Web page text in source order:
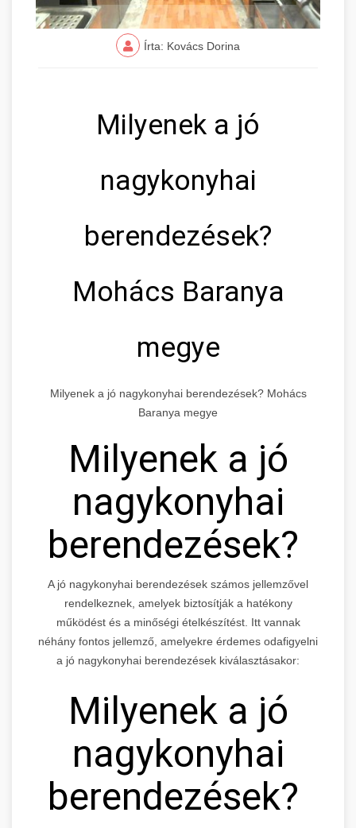
Írta: Kovács Dorina
Milyenek a jó
nagykonyhai
berendezések?
Mohács Baranya
megye
Milyenek a jó nagykonyhai berendezések? Mohács
Baranya megye
Milyenek a jó
nagykonyhai
berendezések?
A jó nagykonyhai berendezések számos jellemzővel
rendelkeznek, amelyek biztosítják a hatékony
működést és a minőségi ételkészítést. Itt vannak
néhány fontos jellemző, amelyekre érdemes odafigyelni
a jó nagykonyhai berendezések kiválasztásakor:
Milyenek a jó
nagykonyhai
berendezések?